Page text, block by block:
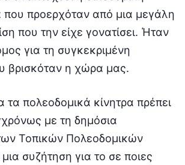
που προερχόταν από μια μεγάλη
που την είχε γονατίσει. Ήταν
για τη συγκεκριμένη
βρισκόταν η χώρα μας.
τα πολεοδομικά κίνητρα πρέπει
με τη δημόσια
Τοπικών Πολεοδομικών
μια συζήτηση για το σε ποιες